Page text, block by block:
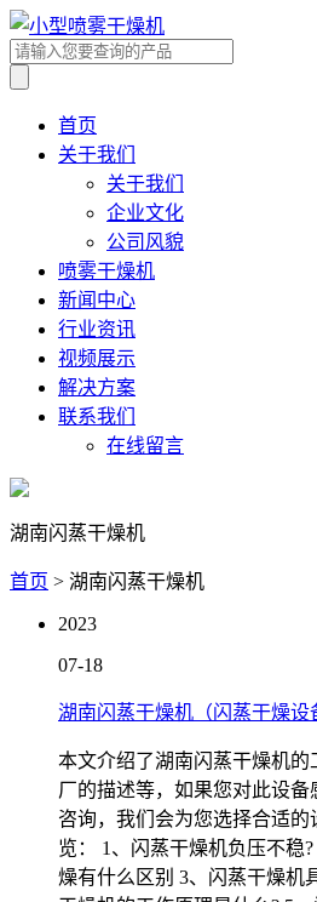
首页
关于我们
关于我们
企业文化
公司风貌
喷雾干燥机
新闻中心
行业资讯
视频展示
解决方案
联系我们
在线留言
湖南闪蒸干燥机
首页 > 湖南闪蒸干燥机
2023
07-18
湖南闪蒸干燥机（闪蒸干燥设
本文介绍了湖南闪蒸干燥机
厂的描述等，如果您对此设
咨询，我们会为您选择合适
览： 1、闪蒸干燥机负压不稳
燥有什么区别 3、闪蒸干燥机